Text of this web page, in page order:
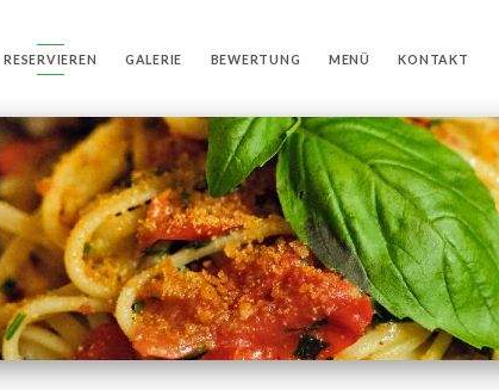
RESERVIEREN GALERIE BEWERTUNG MENÜ KONTAKT